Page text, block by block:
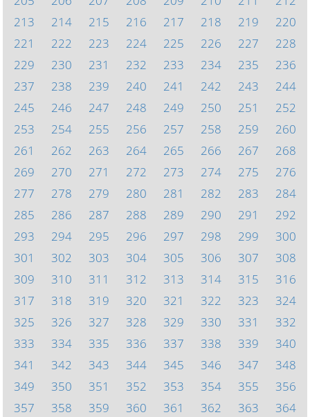
213
214 215 216 217 218 219
220
221
222 223 224 225 226 227
228
229
230 231 232 233 234 235
236
237
238 239 240 241 242 243
244
245
246 247 248 249 250 251
252
253
254 255 256 257 258 259
260
261
262 263 264 265 266 267
268
269
270 271 272 273 274 275
276
277
278 279 280 281 282 283
284
285
286 287 288 289 290 291
292
293
294 295 296 297 298 299
300
301
302 303 304 305 306 307
308
309
310 311 312 313 314 315
316
317
318 319 320 321 322 323
324
325
326 327 328 329 330 331
332
333
334 335 336 337 338 339
340
341
342 343 344 345 346 347
348
349
350 351 352 353 354 355
356
357
358 359 360 361 362 363
364